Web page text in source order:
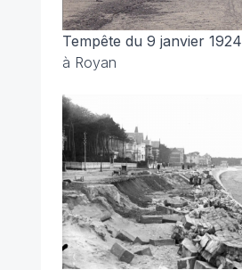
Tempête du 9 janvier 1924
à Royan